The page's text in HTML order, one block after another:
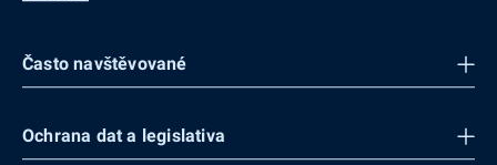
Často navštěvované
Ochrana dat a legislativa